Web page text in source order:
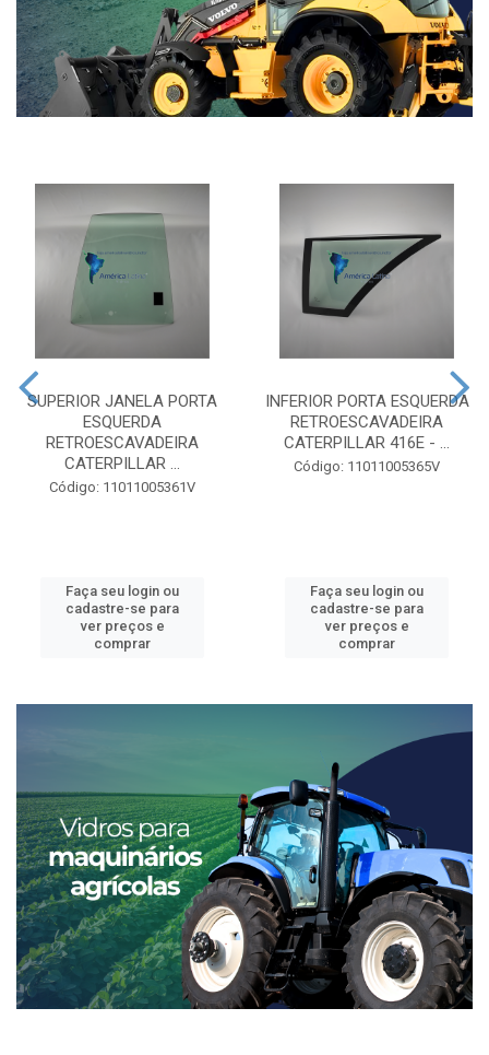
SUPERIOR JANELA PORTA
ESQUERDA
RETROESCAVADEIRA
CATERPILLAR ...
Código: 11011005361V
Faça seu login ou
cadastre-se para
ver preços e
comprar
INFERIOR PORTA ESQUERDA
RETROESCAVADEIRA
CATERPILLAR 416E - ...
Código: 11011005365V
Faça seu login ou
cadastre-se para
ver preços e
comprar